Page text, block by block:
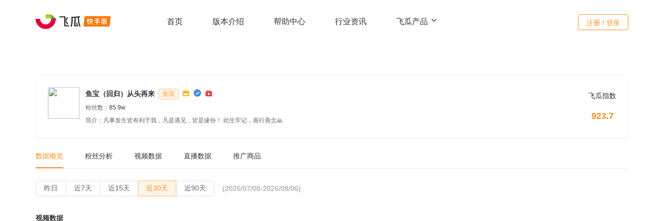
首页 版本介绍 帮助中心 行业资讯 飞瓜产品 注册 / 登录
鱼宝（回归）从头再来
生活
粉丝数： 85.9w
简介：凡事发生皆有利于我，凡是遇见，皆是缘份！ 此生牢记，善行善念🙏
飞瓜指数
923.7
数据概览 粉丝分析 视频数据 直播数据 推广商品
昨日 近7天 近15天 近30天 近90天 (2026/07/08-2026/08/06)
视频数据